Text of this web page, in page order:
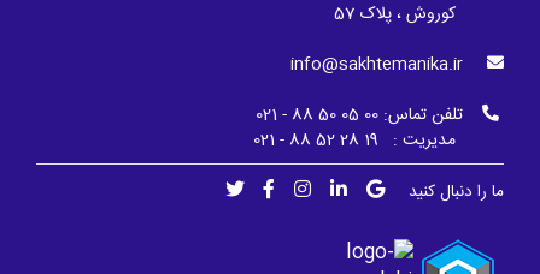
کوروش ، پلاک 57
info@sakhtemanika.ir
تلفن تماس: 00 05 50 88 - 021
مدیریت : 19 28 52 88 - 021
ما را دنبال کنید